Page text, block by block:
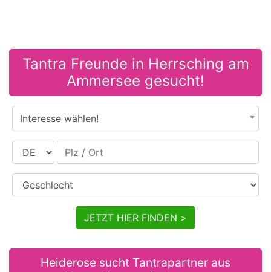
Tantra Freunde in Herrsching am
Ammersee gesucht!
Interesse wählen!
Land Plz / Ort
Geschlecht
JETZT HIER FINDEN >
Heiderose sucht Tantrapartner aus